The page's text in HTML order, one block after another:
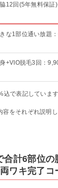
12回(5年無料保証
な1部位通い放題
+VIO脱毛3回：
で表記しています
をそれぞれ説明し
合計6部位
ワキ完了コ